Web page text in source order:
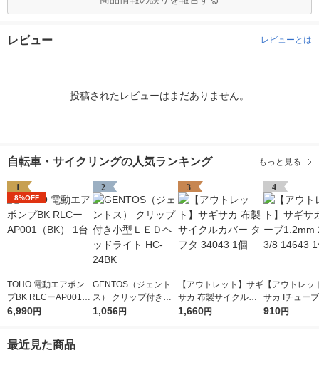
レビュー レビューとは
投稿されたレビューはまだありません。
自転車・サイクリングの人気ランキング もっと見る
1
8%OFF
TOHO 電動エアポン
プBK RLCーAP001
（BK） 1台
6,990円
2
GENTOS（ジェント
ス） クリップ付き小
型ＬＥＤヘッドライト
1,056円
3
【アウトレット】サギ
サカ 布製サイクルカ
バー タフタ 34043 1
1,660円
4
【アウトレッ
サカ Iチュー
27×1-3/8
910円
最近見た商品